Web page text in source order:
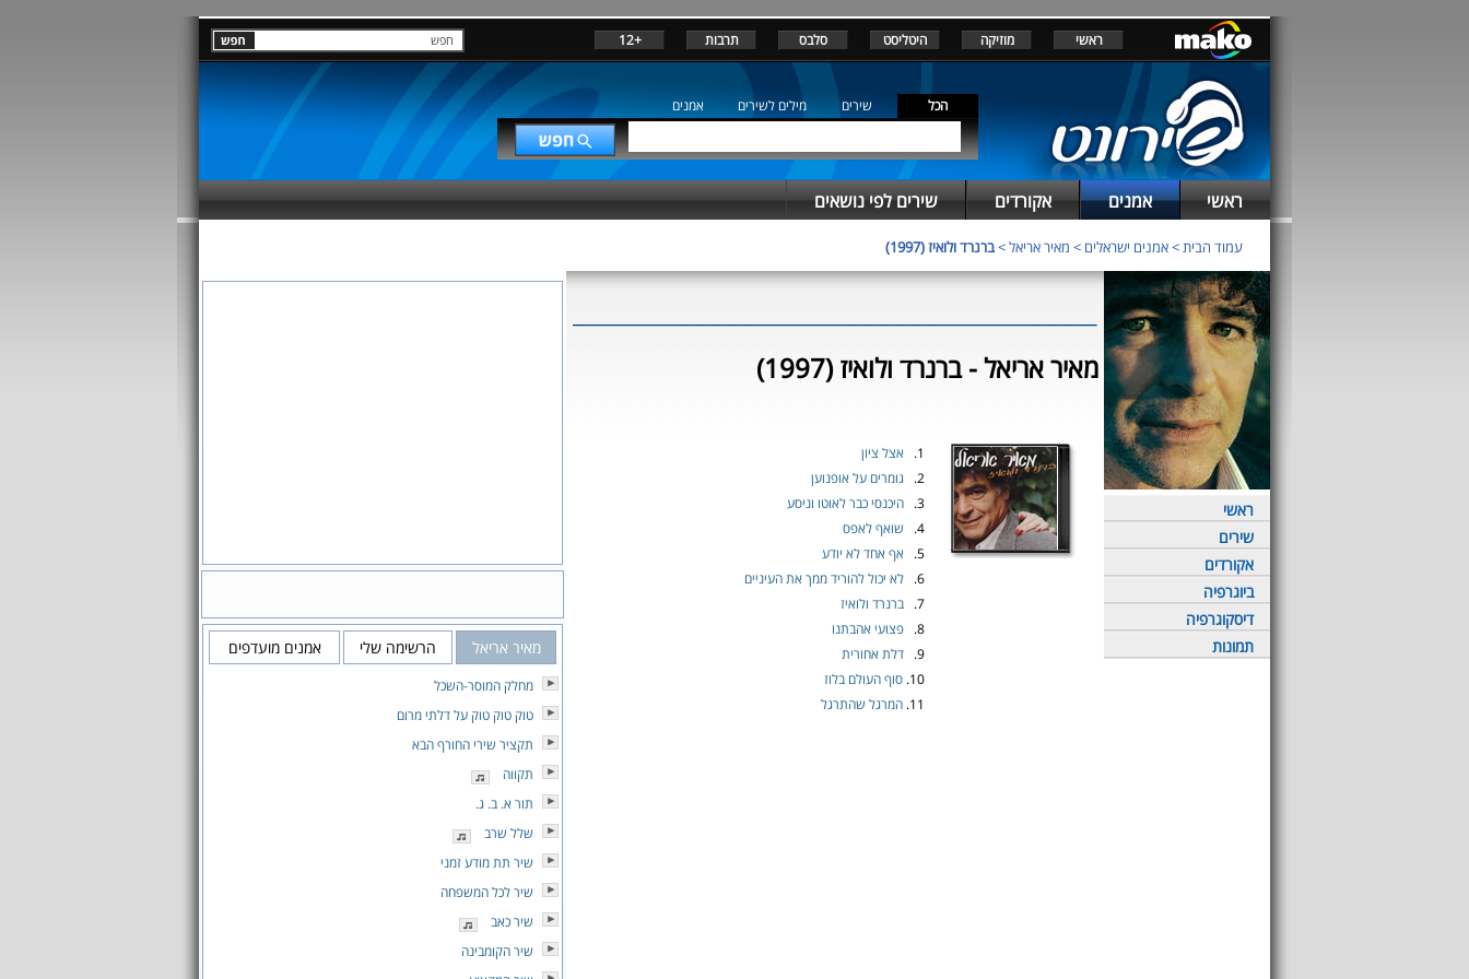
ראשי מוזיקה היטליסט סלבס תרבות +12
הכל שירים מילים לשירים אמנים
ראשי אמנים אקורדים שירים לפי נושאים
עמוד הבית>אמנים ישראלים > מאיר אריאל>ברנרד ולואיז (1997)
ראשי
שירים
אקורדים
ביוגרפיה
דיסקוגרפיה
תמונות
מאיר אריאל - ברנרד ולואיז (1997)
1.
אצל ציון
2.
גומרים על אופנוען
3.
היכנסי כבר לאוטו וניסע
4.
שואף לאפס
5.
אף אחד לא יודע
6.
לא יכול להוריד ממך את העיניים
7.
ברנרד ולואיז
8.
פצועי אהבתנו
9.
דלת אחורית
10. סוף העולם בלוז
11. המרגל שהתרגל
מאיר אריאל הרשימה שלי אמנים מועדפים
מחלק המוסר-השכל
טוק טוק טוק על דלתי מרום
תקציר שירי החורף הבא
תקווה
תור א. ב. ג.
שלל שרב
שיר תת מודע זמני
שיר לכל המשפחה
שיר כאב
שיר הקומבינה